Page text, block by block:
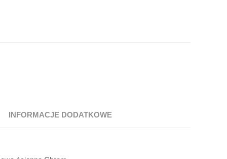
INFORMACJE DODATKOWE